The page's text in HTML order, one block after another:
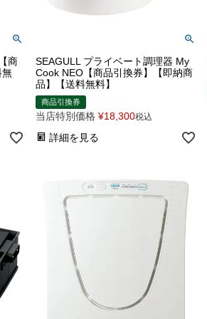
商
無
SEAGULL プライベート調理器 My
Cook NEO【商品引換券】【即納商
品】【送料無料】
商品引換券
当店特別価格 ¥18,300税込
詳細を見る